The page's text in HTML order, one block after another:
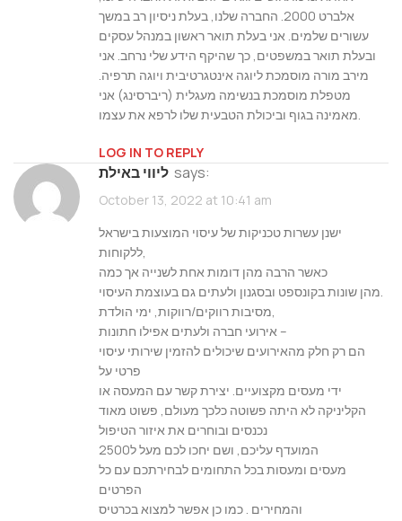
אלברט 2000. החברה שלנו, בעלת ניסיון רב במשך
עשורים שלמים. אני בעלת תואר ראשון במנהל עסקים
ובעלת תואר במשפטים, כך שהיקף הידע שלי נרחב. אני
מירב מורה מוסמכת ליוגה אינטגרטיבית ויוגה תרפיה.
מטפלת מוסמכת בנשימה מעגלית (ריברסינג) אני
מאמינה בגוף וביכולת הטבעית שלו לרפא את עצמו.
LOG IN TO REPLY
ליווי באילת says:
October 13, 2022 at 10:41 am
ישנן עשרות טכניקות של עיסוי המוצעות בישראל
ללקוחות,
כאשר הרבה מהן דומות אחת לשנייה אך כמה
מהן שונות בקונספט ובסגנון ולעתים גם בעוצמת העיסוי.
מסיבות רווקים/רווקות, ימי הולדת,
אירועי חברה ולעתים אפילו חתונות –
הם רק חלק מהאירועים שיכולים להזמין שירותי עיסוי
פרטי על
ידי מעסים מקצועיים. יצירת קשר עם המעסה או
הקליניקה לא היתה פשוטה כלכך מעולם, פשוט מאוד
נכנסים ובוחרים את איזור הטיפול
המועדף עליכם, ושם יחכו לכם מעל ל2500
מעסים ומעסות בכל התחומים לבחירתכם עם כל
הפרטים
והמחירים . כמו כן אפשר למצוא בכרטיס